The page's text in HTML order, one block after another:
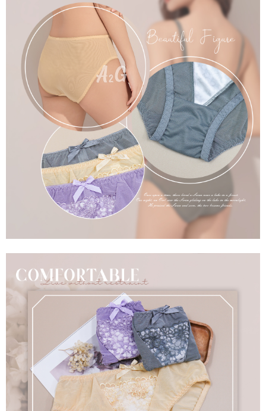
５．嚴禁一人註冊多個帳號或使用他人資訊註冊。若發現惡意使用之情形，
恩沛科技股份有限公司將有權停止該用戶之使用額度並採取法律行動。